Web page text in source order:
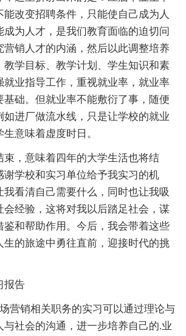
改变招聘条件，只能使自己成为人
成为人才，是我们教育面临的迫切问
营销人才的内涵，然后以此调整培养
教学目标、教学计划、学生知识和素
就业指导工作，重视就业率，就业率
基础。但就业率不能敷衍了事，随便
如进厂做流水线，只是让学校的就业
意味着虚度时日。
，意味着四年的大学生活也将结
谢学校和实习单位给予我实习的机
我看清自己需要什么，同时也让我吸
会经验，这将对我以后踏足社会，谋
鉴和帮助作用。今后，我会带着这些
生的旅途中勇往直前，迎接时代的挑
告
销相关职务的实习可以通过理论与
与社会的沟通，进一步培养自己的.业